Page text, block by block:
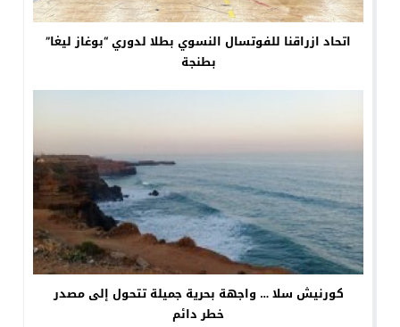
اتحاد ازراقنا للفوتسال النسوي بطلا لدوري “بوغاز ليغا”
بطنجة
كورنيش سلا … واجهة بحرية جميلة تتحول إلى مصدر
خطر دائم